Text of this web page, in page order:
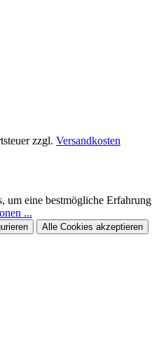
zzgl. Versandkosten
um eine bestmögliche Erfahrung
...
Alle Cookies akzeptieren